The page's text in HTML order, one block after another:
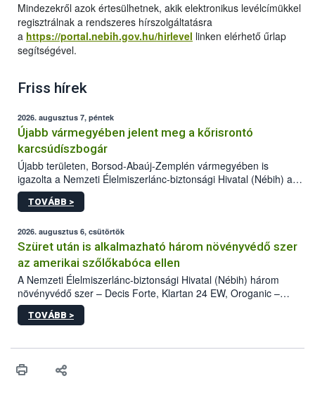
Mindezekről azok értesülhetnek, akik elektronikus levélcímükkel
regisztrálnak a rendszeres hírszolgáltatásra
a https://portal.nebih.gov.hu/hirlevel linken elérhető űrlap
segítségével.
Friss hírek
2026. augusztus 7, péntek
Újabb vármegyében jelent meg a kőrisrontó
karcsúdíszbogár
Újabb területen, Borsod-Abaúj-Zemplén vármegyében is
igazolta a Nemzeti Élelmiszerlánc-biztonsági Hivatal (Nébih) a
kőrisrontó karcsúdíszbogár (Agrilus planipennis) jelenlétét. A
kártevőt nem csak színcsapdában találták meg, de már fertőzött
az intenzív felderítést, emellett az intézkedéseket a szlovák
hatósággal is összehangolják a terjedés megállítása érdekében.
TOVÁBB >
2026. augusztus 6, csütörtök
Szüret után is alkalmazható három növényvédő szer
az amerikai szőlőkabóca ellen
A Nemzeti Élelmiszerlánc-biztonsági Hivatal (Nébih) három
növényvédő szer – Decis Forte, Klartan 24 EW, Oroganic –
engedélyokiratát módosította, így azok a szüretet követően,
egészen a vesszőérettség (BBCH 91) stádiumáig
érésű szőlőkben is legyen lehetőség a károsító elleni további
felhasználók számára is elérhető és ökológiai termesztésben is
TOVÁBB >